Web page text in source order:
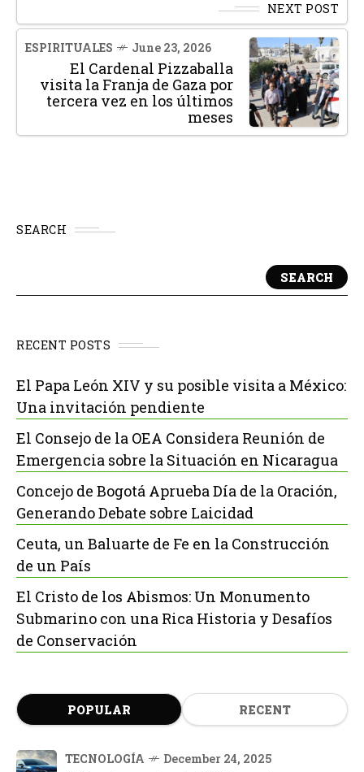
NEXT POST
ESPIRITUALES June 23, 2026
El Cardenal Pizzaballa
visita la Franja de Gaza por
tercera vez en los últimos
meses
SEARCH
SEARCH
RECENT POSTS
El Papa León XIV y su posible visita a México:
Una invitación pendiente
El Consejo de la OEA Considera Reunión de
Emergencia sobre la Situación en Nicaragua
Concejo de Bogotá Aprueba Día de la Oración,
Generando Debate sobre Laicidad
Ceuta, un Baluarte de Fe en la Construcción
de un País
El Cristo de los Abismos: Un Monumento
Submarino con una Rica Historia y Desafíos
de Conservación
POPULAR RECENT
TECNOLOGÍA December 24, 2025